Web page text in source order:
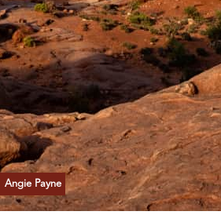
Angie Payne